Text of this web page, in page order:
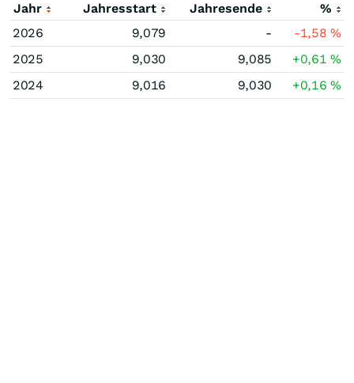
Jahr Jahresstart Jahresende
%
2026
9,079 - -1,58%
2025
9,030 9,085 +0,61%
2024
9,016 9,030 +0,16%